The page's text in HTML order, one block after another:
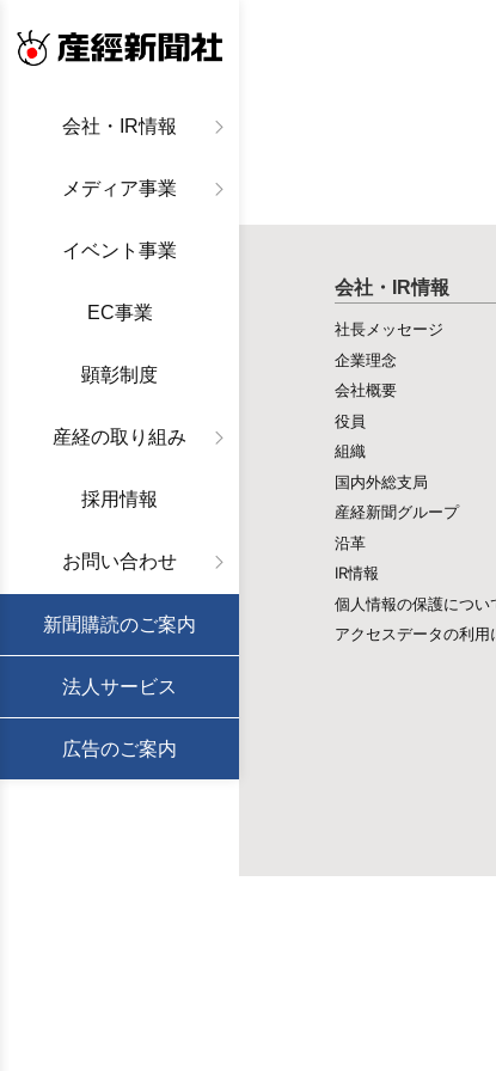
会社・IR情報
メディア事業
イベント事業
EC事業
顕彰制度
産経の取り組み
採用情報
お問い合わせ
新聞購読のご案内
法人サービス
広告のご案内
会社・IR情報
社長メッセージ
企業理念
会社概要
役員
組織
国内外総支局
産経新聞グループ
沿革
IR情報
個人情報の保護につい
アクセスデータの利用